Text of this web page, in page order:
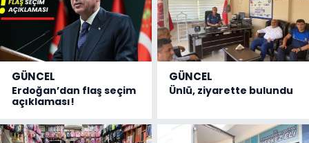
GÜNCEL
Erdoğan’dan flaş seçim
açıklaması!
GÜNCEL
Ünlü, ziyarette bulundu